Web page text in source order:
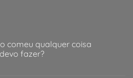
comeu qualquer coisa
fazer?